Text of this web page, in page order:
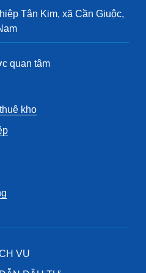
Tân Kim, xã Cần Giuộc,
quan tâm
kho
VỤ